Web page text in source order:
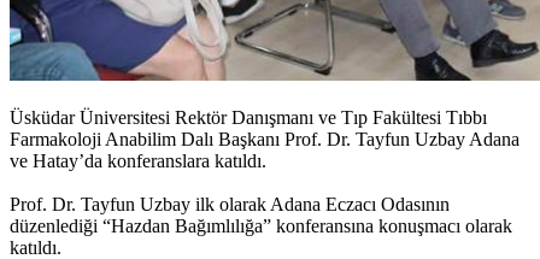
Üsküdar Üniversitesi Rektör Danışmanı ve Tıp Fakültesi Tıbbı
Farmakoloji Anabilim Dalı Başkanı Prof. Dr. Tayfun Uzbay Adana
ve Hatay’da konferanslara katıldı.
Prof. Dr. Tayfun Uzbay ilk olarak Adana Eczacı Odasının
düzenlediği “Hazdan Bağımlılığa” konferansına konuşmacı olarak
katıldı.